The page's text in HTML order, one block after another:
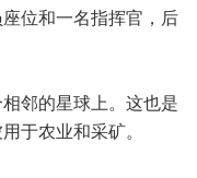
位和一名指挥官，后
邻的星球上。这也是
于农业和采矿。